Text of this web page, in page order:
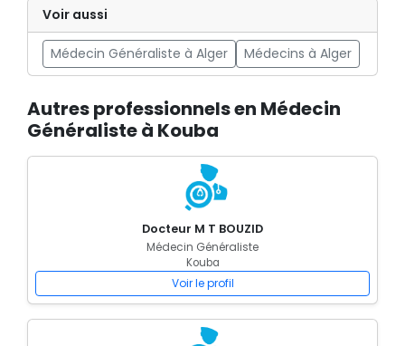
Voir aussi
Médecin Généraliste à Alger Médecins à Alger
Autres professionnels en Médecin
Généraliste à Kouba
Docteur M T BOUZID
Médecin Généraliste
Kouba
Voir le profil